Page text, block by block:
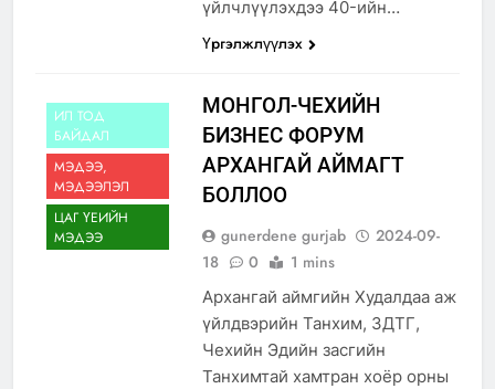
үйлчлүүлэхдээ 40-ийн…
Үргэлжлүүлэх
ИЛ ТОД
БАЙДАЛ
МЭДЭЭ,
МЭДЭЭЛЭЛ
ЦАГ ҮЕИЙН
МЭДЭЭ
МОНГОЛ-ЧЕХИЙН
БИЗНЕС ФОРУМ
АРХАНГАЙ АЙМАГТ
БОЛЛОО
gunerdene gurjab
2024-09-
18
0 1 mins
Архангай аймгийн Худалдаа аж
үйлдвэрийн Танхим, ЗДТГ,
Чехийн Эдийн засгийн
Танхимтай хамтран хоёр орны